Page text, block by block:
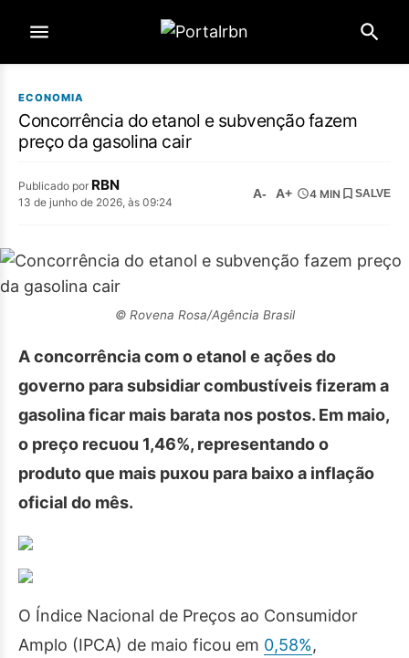
ECONOMIA
Concorrência do etanol e subvenção fazem
preço da gasolina cair
Publicado por RBN
13 de junho de 2026, às 09:24
A- A+ 4 MIN SALVE
© Rovena Rosa/Agência Brasil
A concorrência com o etanol e ações do
governo para subsidiar combustíveis fizeram a
gasolina ficar mais barata nos postos. Em maio,
o preço recuou 1,46%, representando o
produto que mais puxou para baixo a inflação
oficial do mês.
O Índice Nacional de Preços ao Consumidor
Amplo (IPCA) de maio ficou em 0,58%,